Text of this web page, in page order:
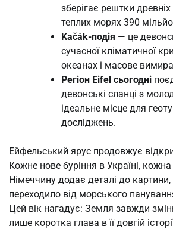
зберігає рештки
теплих морях 390
Kačák-подія — це
сучасної кліматичної
океанах і масове
Регіон Eifel сьогодні
девонські сланці з
ідеальне місце для
досліджень.
Ейфельський ярус продовжує
Кожне нове буріння в Україні,
Німеччину додає деталі до
переходило від морського
Цей вік нагадує: Земля завжди
лише коротка глава в її довгій